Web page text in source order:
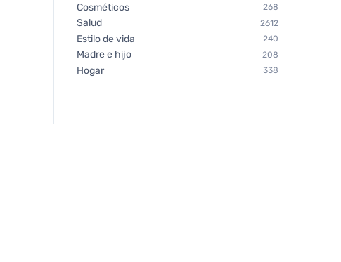
Cosméticos 268
Salud 2612
Estilo de vida 240
Madre e hijo 208
Hogar 338